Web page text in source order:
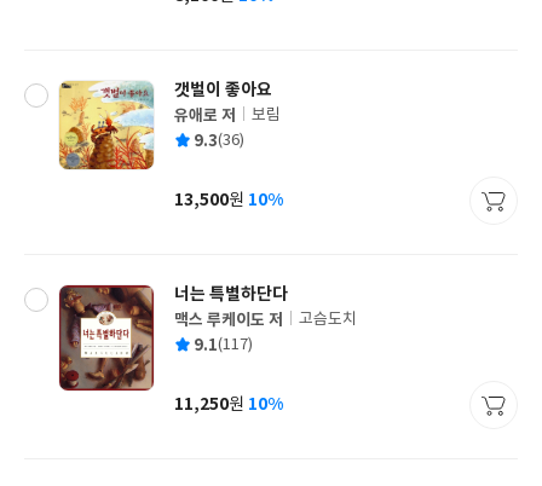
가
갯벌이 좋아요
글
쓴
유애로 저
출
사
보림
평 9.3(36)
가
13,500원 10%
너는 특별하단다
글
쓴
맥스 루케이도 저
출
사
고슴도치
평 9.1(117)
가
11,250원 10%